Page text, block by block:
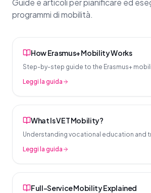
Guide e articoli per pianificare ed
programmi di mobilità.
How Erasmus+ Mobility Works
Step-by-step guide to the Erasmus+
Leggi la guida
What Is VET Mobility?
Understanding vocational education and
Leggi la guida
Full-Service Mobility Explained